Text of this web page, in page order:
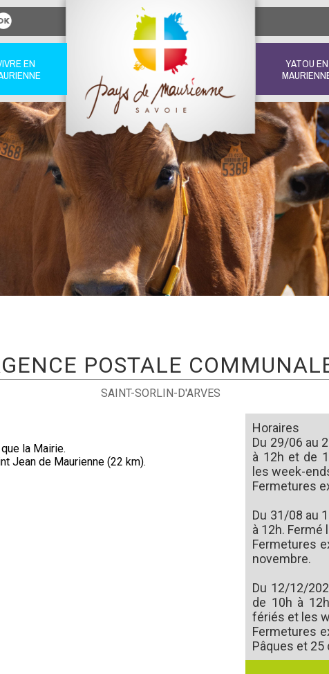
EN
YATOU EN
POSTALE
SAINT-SORLIN-D'ARVES
la Mairie.
Jean de Maurienne (22 km).
Horaires
Du 29/06 au
à 12h et de
les week-
Fermetures
Du 31/08 au
à 12h.
Fermetures
novembre.
Du 12/12/
de 10h à
fériés et les
Fermetures
Pâques et 25